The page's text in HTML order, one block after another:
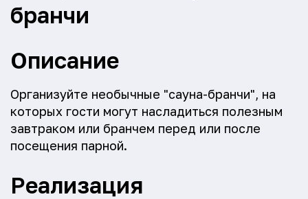
бранчи
Описание
Организуйте необычные "сауна-бранчи", на
которых гости могут насладиться полезным
завтраком или бранчем перед или после
посещения парной.
Реализация